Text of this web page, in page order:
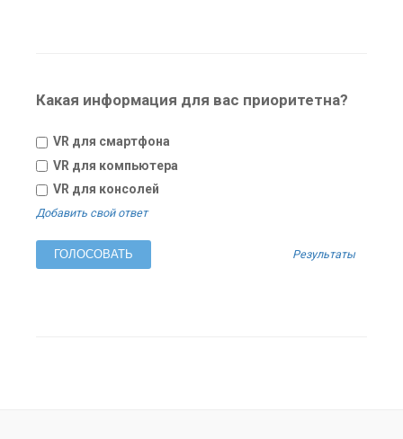
Какая информация для вас приоритетна?
VR для смартфона
VR для компьютера
VR для консолей
Добавить свой ответ
Результаты